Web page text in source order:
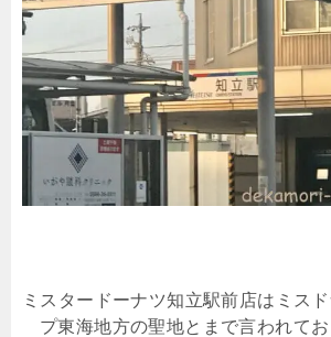
ミスタードーナツ知立駅前店はミス
プ東海地方の聖地とまで言われて